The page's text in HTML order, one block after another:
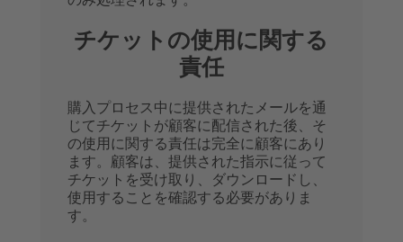
チケットの使用に関する
責任
購入プロセス中に提供されたメールを通
じてチケットが顧客に配信された後、そ
の使用に関する責任は完全に顧客にあり
ます。顧客は、提供された指示に従って
チケットを受け取り、ダウンロードし、
使用することを確認する必要がありま
す。